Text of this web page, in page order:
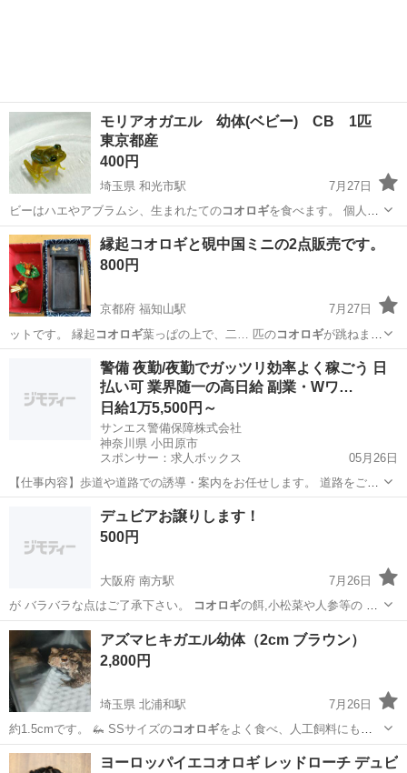
モリアオガエル 幼体(ベビー) CB 1匹
東京都産
400円
埼玉県 和光市駅
7月27日
ビーはハエやアブラムシ、生まれたてのコオロギを食べます。 個人的
にはハエが一番…
埼玉 和光市 和光市駅 その他
縁起コオロギと硯中国ミニの2点販売です。
800円
京都府 福知山駅
7月27日
ットです。 縁起 コオロギ葉っぱの上で、二… 匹のコオロギが跳ねま
す。 ミ…
福知山市 福知山駅 フィギュア
警備 夜勤/夜勤でガッツリ効率よく稼ごう 日
払い可 業界随一の高日給 副業・Wワ…
日給1万5,500円～
サンエス警備保障株式会社
神奈川県 小田原市
スポンサー：求人ボックス
05月26日
【仕事内容】歩道や道路での誘導・案内をお任せします。 道路をご利
用される車両や歩行者の方が安全に安心して通行するために適切に誘
導してください。 勤務地へは直行直帰OKです! <未経験でも安心!!> 丁
寧な研修20hで基本的な知識を...
アルバイト・パート
デュビアお譲りします！
500円
大阪府 南方駅
7月26日
が バラバラな点はご了承下さい。
コオロギの餌,小松菜や人参等の 野
菜を普段与…
大阪 大阪市 南方駅 その他
アズマヒキガエル幼体（2cm ブラウン）
2,800円
埼玉県 北浦和駅
7月26日
約1.5cmです。 🦗 SSサイズのコオロギをよく食べ、人工飼料にも慣
れています…
埼玉 さいたま市 北浦和駅 その他 アズマヒキガエル
ヨーロッパイエコオロギ レッドローチ デュビ